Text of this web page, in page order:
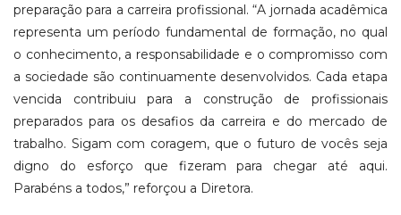
preparação para a carreira profissional. “A jornada acadêmica
representa um período fundamental de formação, no qual
o conhecimento, a responsabilidade e o compromisso com
a sociedade são continuamente desenvolvidos. Cada etapa
vencida contribuiu para a construção de profissionais
preparados para os desafios da carreira e do mercado de
trabalho. Sigam com coragem, que o futuro de vocês seja
digno do esforço que fizeram para chegar até aqui.
Parabéns a todos,” reforçou a Diretora.